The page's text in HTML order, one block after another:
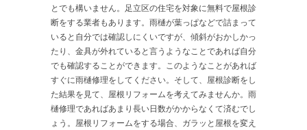
とでも構いません。足立区の住宅を対象に無料で屋根診
断をする業者もあります。雨樋が葉っぱなどで詰まって
いると自分では確認しにくいですが、傾斜がおかしかっ
たり、金具が外れていると言うようなことであれば自分
でも確認することができます。このようなことがあれば
すぐに雨樋修理をしてください。そして、屋根診断をし
た結果を見て、屋根リフォームを考えてみませんか。雨
樋修理であればあまり長い日数がかからなくて済むでし
ょう。屋根リフォームをする場合、ガラッと屋根を変え